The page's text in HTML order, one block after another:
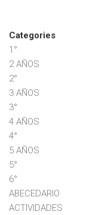
Categories
1°
2 AÑOS
2°
3 AÑOS
3°
4 AÑOS
4°
5 AÑOS
5°
6°
ABECEDARIO
ACTIVIDADES